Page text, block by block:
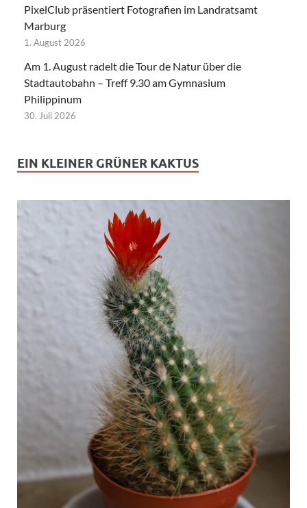
PixelClub präsentiert Fotografien im Landratsamt
Marburg
1. August 2026
Am 1. August radelt die Tour de Natur über die
Stadtautobahn – Treff 9.30 am Gymnasium
Philippinum
30. Juli 2026
EIN KLEINER GRÜNER KAKTUS